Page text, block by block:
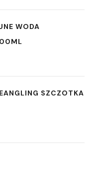
WODA
SZCZOTKA